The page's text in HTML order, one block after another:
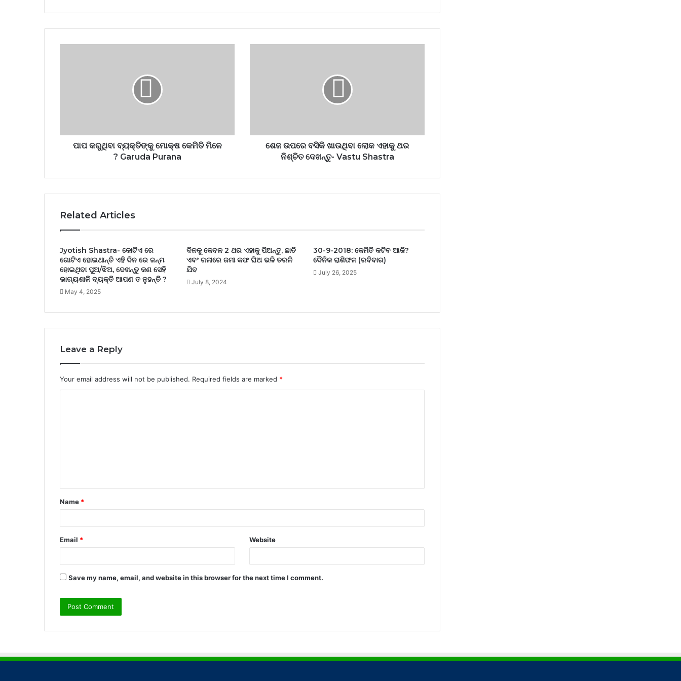
ପାପ କରୁଥିବା ବ୍ୟକ୍ତିଙ୍କୁ ମୋକ୍ଷ କେମିତି ମିଳେ
? Garuda Purana
ଶେଜ ଉପରେ ବସିକି ଖାଉଥିବା ଲୋକ ଏହାକୁ ଥର
ନିଶ୍ଚିତ ଦେଖନ୍ତୁ- Vastu Shastra
Related Articles
Jyotish Shastra- କୋଟିଏ ରେ
ଗୋଟିଏ ହୋଇଥାନ୍ତି ଏହି ଦିନ ରେ ଜନ୍ମ
ହୋଇଥିବା ପୁଅ/ଝିଅ, ଦେଖନ୍ତୁ କଣ ସେହି
ଭାଗ୍ୟଶାଳି ବ୍ୟକ୍ତି ଆପଣ ତ ନୁହନ୍ତି ?
May 4, 2025
ଦିନକୁ କେବଳ 2 ଥର ଏହାକୁ ପିଅନ୍ତୁ, ଛାତି
ଏବଂ ଗଳାରେ ଜମା କଫ ଘିଅ ଭଳି ତରଳି
ଯିବ
July 8, 2024
30-9-2018: କେମିତି କଟିବ ଆଜି?
ଦୈନିକ ରାଶିଫଳ (ରବିବାର)
July 26, 2025
Leave a Reply
Your email address will not be published. Required fields are marked *
t
*
Name *
Email * Website
Save my name, email, and website in this browser for the next time I comment.